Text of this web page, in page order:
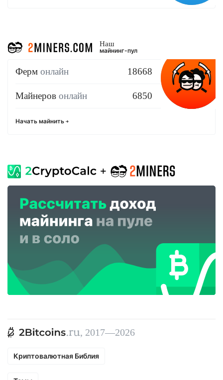
Наш
майнинг-пул
Ферм онлайн 18668
Майнеров онлайн 6850
Начать майнить
, 2017—2026
Криптовалютная Библия